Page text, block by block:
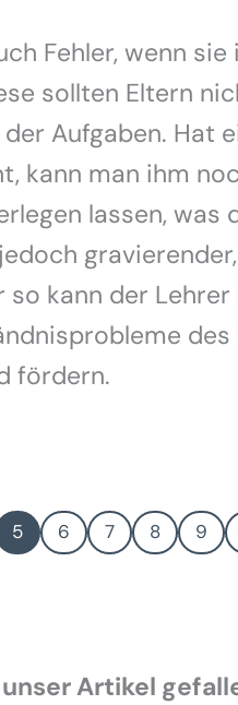
Fehler, wenn sie
sollten Eltern
Aufgaben. Hat
kann man ihm
lassen, was
kann der Lehrer
des
fördern.
5 6 7 8 9
Artikel